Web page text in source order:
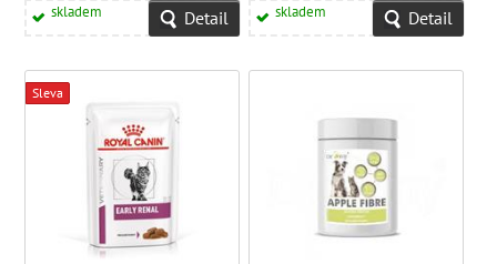
skladem Detail skladem Detail
Sleva